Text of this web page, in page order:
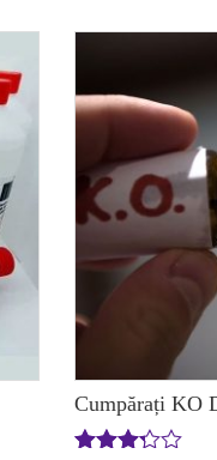
Cumpărați KO